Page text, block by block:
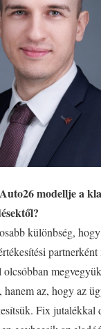
modellje a
különbség,
hanem az, hogy az
Fix